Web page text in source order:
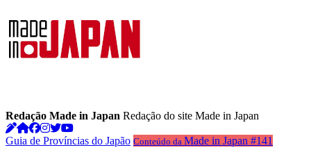
Redação Made in Japan Redação do site Made in Japan
Guia de Províncias do Japão Conteúdo da Made in Japan #141